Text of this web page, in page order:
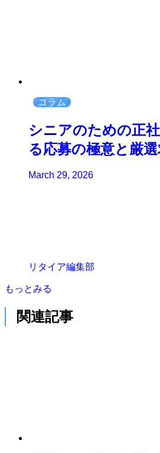
コラム
シニアのための正
る応募の極意と厳
March 29, 2026
リタイア編集部
もっとみる
関連記事